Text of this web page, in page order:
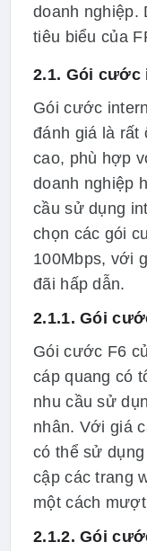
doanh
tiêu biểu của
2.1. Gói cước
Gói cước
đánh giá là rất
cao, phù hợp
doanh nghiệp
cầu sử dụng
chọn các gói
100Mbps, với
đãi hấp dẫn.
2.1.1. Gói
Gói cước F6
cáp quang có
nhu cầu sử
nhân. Với giá
có thể sử
cập các trang
một cách
2.1.2. Gói